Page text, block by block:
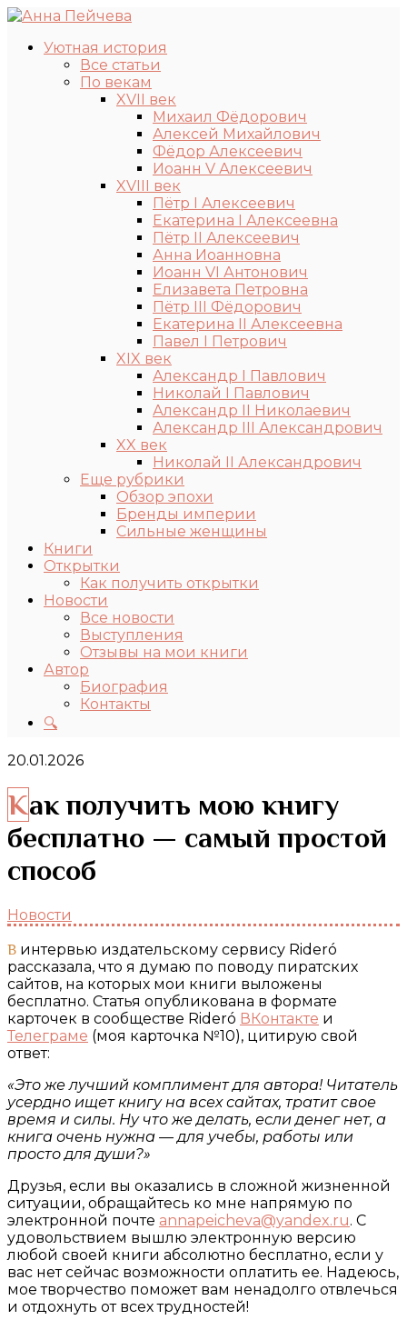
Уютная история
Все статьи
По векам
XVII век
Михаил Фёдорович
Алексей Михайлович
Фёдор Алексеевич
Иоанн V Алексеевич
XVIII век
Пётр I Алексеевич
Екатерина I Алексеевна
Пётр II Алексеевич
Анна Иоанновна
Иоанн VI Антонович
Елизавета Петровна
Пётр III Фёдорович
Екатерина II Алексеевна
Павел I Петрович
XIX век
Александр I Павлович
Николай I Павлович
Александр II Николаевич
Александр III Александрович
XX век
Николай II Александрович
Еще рубрики
Обзор эпохи
Бренды империи
Сильные женщины
Книги
Открытки
Как получить открытки
Новости
Все новости
Выступления
Отзывы на мои книги
Автор
Биография
Контакты
🔍
20.01.2026
Как получить мою книгу
бесплатно — самый простой
способ
Новости
В интервью издательскому сервису Rideró
рассказала, что я думаю по поводу пиратских
сайтов, на которых мои книги выложены
бесплатно. Статья опубликована в формате
карточек в сообществе Rideró ВКонтакте и
Телеграме (моя карточка №10), цитирую свой
ответ:
«Это же лучший комплимент для автора! Читатель
усердно ищет книгу на всех сайтах, тратит свое
время и силы. Ну что же делать, если денег нет, а
книга очень нужна — для учебы, работы или
просто для души?»
Друзья, если вы оказались в сложной жизненной
ситуации, обращайтесь ко мне напрямую по
электронной почте annapeicheva@yandex.ru. С
удовольствием вышлю электронную версию
любой своей книги абсолютно бесплатно, если у
вас нет сейчас возможности оплатить ее. Надеюсь,
мое творчество поможет вам ненадолго отвлечься
и отдохнуть от всех трудностей!